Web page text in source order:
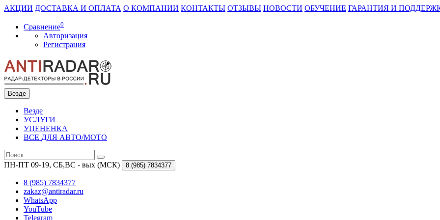
АКЦИИ ДОСТАВКА И ОПЛАТА О КОМПАНИИ КОНТАКТЫ ОТЗЫВЫ НОВОСТИ ОБУЧЕНИЕ ГАРАНТИЯ И
Сравнение0
Авторизация
Регистрация
Везде
Везде
УСЛУГИ
УЦЕНЕНКА
ВСЕ ДЛЯ АВТО/МОТО
ПН-ПТ 09-19, СБ,ВС - вых (МСК) 8 (985) 7834377
8 (985) 7834377
zakaz@antiradar.ru
WhatsApp
YouTube
Telegram